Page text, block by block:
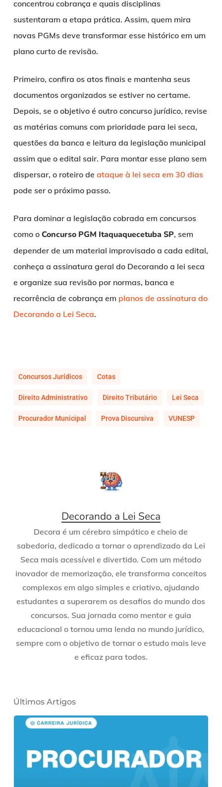
concentrou cobrança e quais disciplinas
sustentaram a etapa prática. Assim, quem mira
novas PGMs deve transformar esse histórico em um
plano curto de revisão.
Primeiro, confira os atos finais e mantenha seus
documentos organizados se estiver no certame.
Depois, se o objetivo é outro concurso jurídico, revise
as matérias comuns com prioridade para lei seca,
questões da banca e leitura da legislação municipal
assim que o edital sair. Para montar esse plano sem
dispersar, o roteiro de ataque à lei seca em 30 dias
pode ser o próximo passo.
Para dominar a legislação cobrada em concursos
como o Concurso PGM Itaquaquecetuba SP, sem
depender de um material improvisado a cada edital,
conheça a assinatura geral do Decorando a lei seca
e organize sua revisão por normas, banca e
recorrência de cobrança em planos de assinatura do
Decorando a Lei Seca.
Concursos Jurídicos Cotas
Direito Administrativo Direito Tributário Lei Seca
Procurador Municipal Prova Discursiva VUNESP
Decorando a Lei Seca
Decora é um cérebro simpático e cheio de
sabedoria, dedicado a tornar o aprendizado da Lei
Seca mais acessível e divertido. Com um método
inovador de memorização, ele transforma conceitos
complexos em algo simples e criativo, ajudando
estudantes a superarem os desafios do mundo dos
concursos. Sua jornada como mentor e guia
educacional o tornou uma lenda no mundo jurídico,
sempre com o objetivo de tornar o estudo mais leve
e eficaz para todos.
Últimos Artigos